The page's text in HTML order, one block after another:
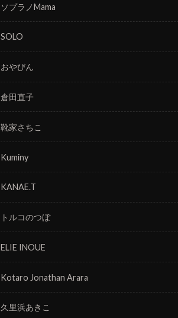
ソプラノMama
SOLO
おやびん
倉田直子
靴家さちこ
Kuminy
KANAE.T
トルコのつぼ
ELIE INOUE
Kotaro Jonathan Arara
久里浜あきこ